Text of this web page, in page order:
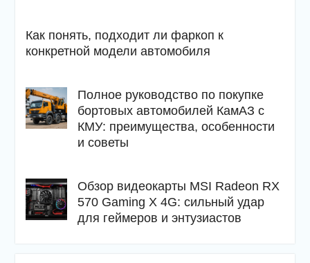
Как понять, подходит ли фаркоп к
конкретной модели автомобиля
Полное руководство по покупке
бортовых автомобилей КамАЗ с
КМУ: преимущества, особенности
и советы
Обзор видеокарты MSI Radeon RX
570 Gaming X 4G: сильный удар
для геймеров и энтузиастов